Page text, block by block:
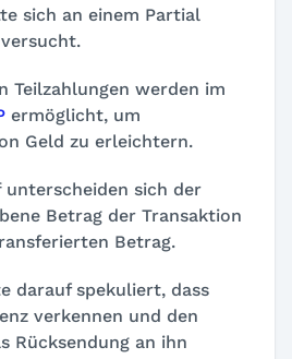
sich an einem Partial
versucht.
Teilzahlungen werden im
ermöglicht, um
Geld zu erleichtern.
unterscheiden sich der
Betrag der Transaktion
Betrag.
darauf spekuliert, dass
verkennen und den
Rücksendung an ihn